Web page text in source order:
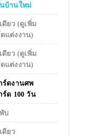
บ้านใหม่
ดียว (ดูเพิ่ม
แต่งงาน)
ดียว (ดูเพิ่ม
แต่งงาน)
ร์ดงานศพ
ร์ด 100 วัน
บ
ดียว